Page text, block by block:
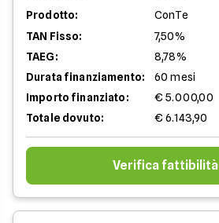
Prodotto:
ConTe
TAN Fisso:
7,50%
TAEG:
8,78%
Durata finanziamento:
60 mesi
Importo finanziato:
€ 5.000,00
Totale dovuto:
€ 6.143,90
Verifica fattibilità